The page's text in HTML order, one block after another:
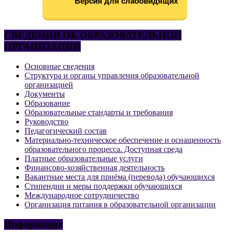
СВЕДЕНИЯ ОБ ОБРАЗОВАТЕЛЬНОЙ
ОРГАНИЗАЦИИ
Основные сведения
Структура и органы управления образовательной
организацией
Документы
Образование
Образовательные стандарты и требования
Руководство
Педагогический состав
Материально-техническое обеспечение и оснащенность
образовательного процесса. Доступная среда
Платные образовательные услуги
Финансово-хозяйственная деятельность
Вакантные места для приёма (перевода) обучающихся
Стипендии и меры поддержки обучающихся
Международное сотрудничество
Организация питания в образовательной организации
Информация